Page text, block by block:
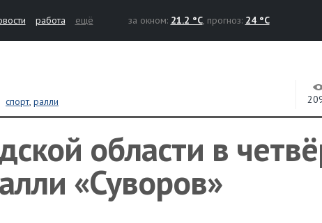
работа ещё за окном: 21.2 °C, прогноз: 24 °C
спорт,ралли
области в
«Суворов»